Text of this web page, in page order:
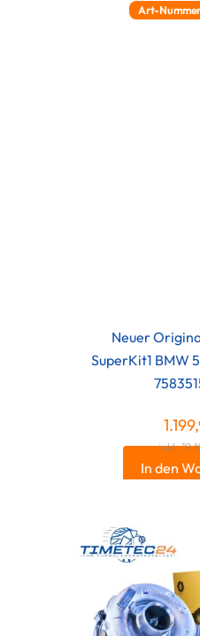
Art-
Neuer
SuperKit1 BMW
inkl. 19
In den